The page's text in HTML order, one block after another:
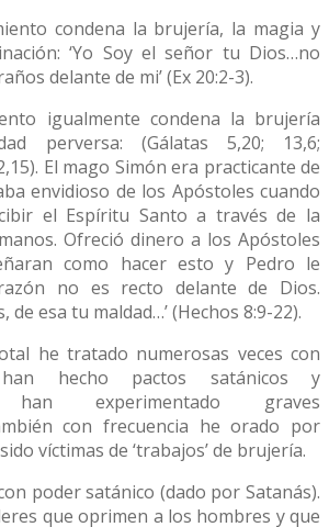
condena la brujería, la magia y
‘Yo Soy el señor tu Dios…no
delante de mi’ (Ex 20:2-3).
igualmente condena la brujería
perversa: (Gálatas 5,20; 13,6;
El mago Simón era practicante de
envidioso de los Apóstoles cuando
el Espíritu Santo a través de la
Ofreció dinero a los Apóstoles
como hacer esto y Pedro le
no es recto delante de Dios.
esa tu maldad…’ (Hechos 8:9-22).
he tratado numerosas veces con
hecho pactos satánicos y
han experimentado graves
con frecuencia he orado por
víctimas de ‘trabajos’ de brujería.
poder satánico (dado por Satanás).
que oprimen a los hombres y que